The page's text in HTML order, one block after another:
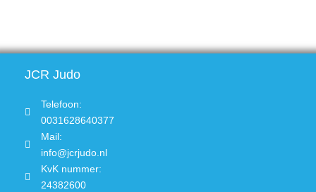
JCR Judo
Telefoon:
0031628640377
Mail:
info@jcrjudo.nl
KvK nummer:
24382600